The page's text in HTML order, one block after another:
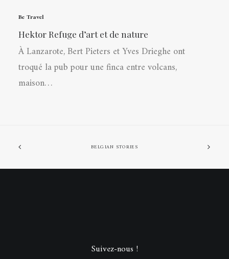
Be Travel
Hektor Refuge d’art et de nature
À Lanzarote, Bert Pieters et Yves Drieghe ont
troqué la pub pour une finca entre volcans,
maison…
BELGIAN STORIES
Suivez-nous !